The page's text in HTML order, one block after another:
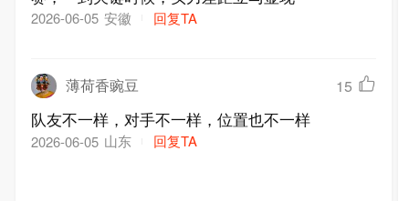
2026-06-05 安徽 回复TA
薄荷香豌豆 15
队友不一样，对手不一样，位置也不一样
2026-06-05 山东 回复TA